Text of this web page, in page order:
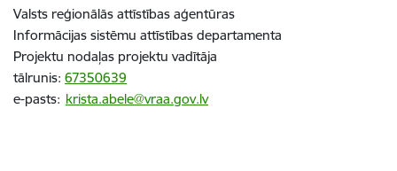
Valsts reģionālās attīstības aģentūras
Informācijas sistēmu attīstības departamenta
Projektu nodaļas projektu vadītāja
tālrunis: 67350639
e-pasts: krista.abele@vraa.gov.lv